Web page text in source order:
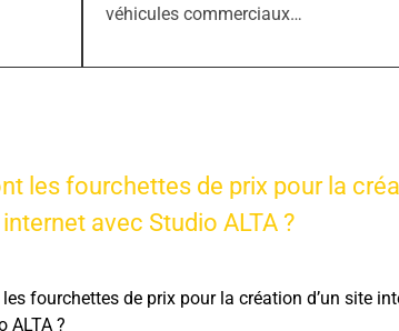
véhicules commerciaux…
les fourchettes de prix pour la
internet avec Studio ALTA ?
fourchettes de prix pour la création d’un site
ALTA ?